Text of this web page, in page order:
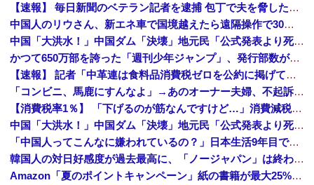
【速報】 毎日新聞のベテラン記者を逮捕 包丁で夫を脅した容疑
中国人のリウさん、新エネ車で国境越えたら遠隔操作で30時間ロックされる！
中国「大洪水！」中国ダム「決壊」地元民「公式発表より死者多い！」中国政府「住民拘束！（安否不明」中国当局「救助隊動画も削除」台風13号「三峡ダム接近中」→
かつて650万部を誇った「週刊少年ジャンプ」、発行部数が初の100万部割れ
【速報】 記者「中革連は食料品消費税ゼロを公約に掲げていたが？」→階猛氏「そ、それは財源確保という条件付き」
「コンビニ、馬鹿にすんなよ」→あのオーナー夫婦、不起訴ｗｗｗｗｗｗｗｗｗ
【消費税率1％】 「下げるのが筋なんですけど…」消費減税で値下がりする分と同じだけ商品を値上げして店頭価格を変えない店も
中国「大洪水！」中国ダム「決壊」地元民「公式発表より死者多い！」中国政府「住民拘束！（安否不明」中国当局「救助隊動画も削除」台風13号「三峡ダム接近中」→
「中国人ってこんなに嫌われているの？」日本生活9年目で明かす本心！
韓国人の対日好感度が過去最高に、「ノージャパン」は終わった？＝ネット「中国より100倍いい」
Amazon「夏のポイントキャンペーン」紙の書籍が最大25%ポイント還元 対象と条件を整理（2026年7月）